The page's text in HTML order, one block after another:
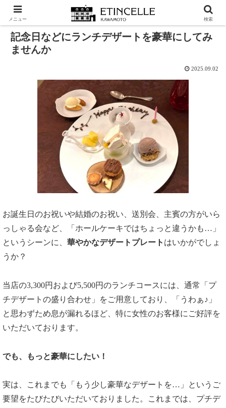
ホーム 新着情報
記念日などにランチデザートを豪華にしてみ
ませんか
2025.09.02
お誕生日のお祝いや結婚のお祝い、送別会、主賓の方がいら
っしゃる会など、「ホールケーキではちょっと違うかも…」
というシーンに、 華やかなデザートプレート はいかがでしょ
うか？
当店の3,300円および5,500円のランチコースには、通常「プ
チデザートの盛り合わせ」をご用意しており、「うわぁ♪」
と思わずため息が漏れるほど、特に女性のお客様にご好評を
いただいております。
でも、もっと豪華にしたい！
実は、これまでも「もう少し豪華なデザートを…」というご
要望をたびたびいただいておりました。これまでは、プチデ
メニュー 検索